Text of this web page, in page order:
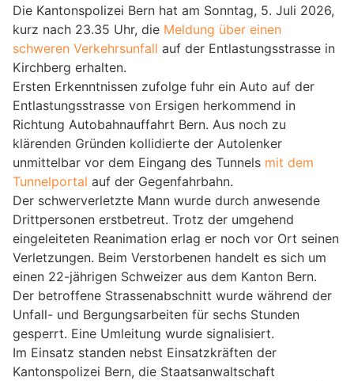
Die Kantonspolizei Bern hat am Sonntag, 5. Juli 2026,
kurz nach 23.35 Uhr, die Meldung über einen
schweren Verkehrsunfall auf der Entlastungsstrasse in
Kirchberg erhalten.
Ersten Erkenntnissen zufolge fuhr ein Auto auf der
Entlastungsstrasse von Ersigen herkommend in
Richtung Autobahnauffahrt Bern. Aus noch zu
klärenden Gründen kollidierte der Autolenker
unmittelbar vor dem Eingang des Tunnels mit dem
Tunnelportal auf der Gegenfahrbahn.
Der schwerverletzte Mann wurde durch anwesende
Drittpersonen erstbetreut. Trotz der umgehend
eingeleiteten Reanimation erlag er noch vor Ort seinen
Verletzungen. Beim Verstorbenen handelt es sich um
einen 22-jährigen Schweizer aus dem Kanton Bern.
Der betroffene Strassenabschnitt wurde während der
Unfall- und Bergungsarbeiten für sechs Stunden
gesperrt. Eine Umleitung wurde signalisiert.
Im Einsatz standen nebst Einsatzkräften der
Kantonspolizei Bern, die Staatsanwaltschaft